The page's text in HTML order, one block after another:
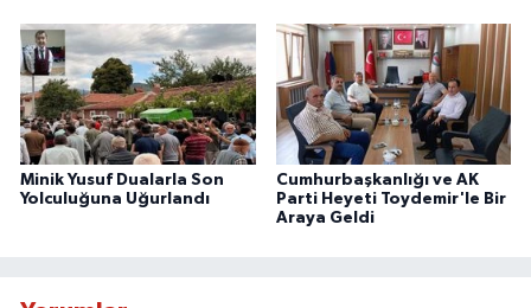
Minik Yusuf Dualarla Son
Yolculuğuna Uğurlandı
Cumhurbaşkanlığı ve AK
Parti Heyeti Toydemir'le Bir
Araya Geldi